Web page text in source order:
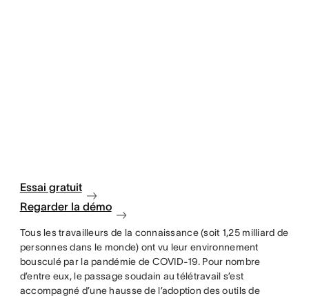
Essai gratuit
Regarder la démo
Tous les travailleurs de la connaissance (soit 1,25 milliard de
personnes dans le monde) ont vu leur environnement
bousculé par la pandémie de COVID-19. Pour nombre
d’entre eux, le passage soudain au télétravail s’est
accompagné d’une hausse de l’adoption des outils de